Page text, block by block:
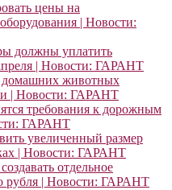
цены на
| Новости:
должны уплатить
| Новости: ГАРАНТ
домашних животных
| Новости: ГАРАНТ
требования к дорожным
ГАРАНТ
увеличенный размер
| Новости: ГАРАНТ
отдельное
рубля | Новости: ГАРАНТ